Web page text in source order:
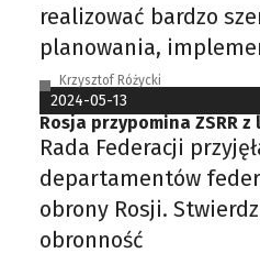
realizować bardzo
planowania,
Krzysztof Różycki
2024-05-13
Rosja przypomina ZSRR
Rada Federacji
departamentów
obrony Rosji.
obronność